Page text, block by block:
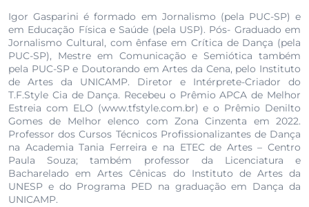
Igor Gasparini é formado em Jornalismo (pela PUC-SP) e
em Educação Física e Saúde (pela USP). Pós- Graduado em
Jornalismo Cultural, com ênfase em Crítica de Dança (pela
PUC-SP), Mestre em Comunicação e Semiótica também
pela PUC-SP e Doutorando em Artes da Cena, pelo Instituto
de Artes da UNICAMP. Diretor e Intérprete-Criador do
T.F.Style Cia de Dança. Recebeu o Prêmio APCA de Melhor
Estreia com ELO (www.tfstyle.com.br) e o Prêmio Denilto
Gomes de Melhor elenco com Zona Cinzenta em 2022.
Professor dos Cursos Técnicos Profissionalizantes de Dança
na Academia Tania Ferreira e na ETEC de Artes – Centro
Paula Souza; também professor da Licenciatura e
Bacharelado em Artes Cênicas do Instituto de Artes da
UNESP e do Programa PED na graduação em Dança da
UNICAMP.